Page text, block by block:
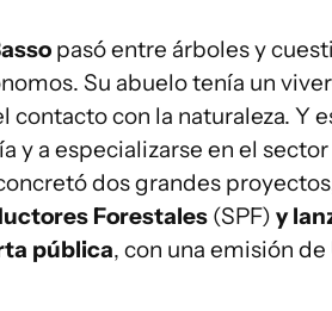
pasó entre árboles y
Su abuelo tenía un
contacto con la naturaleza. Y
y a especializarse en el
dos grandes
Forestales (SPF) y
pública, con una emisión